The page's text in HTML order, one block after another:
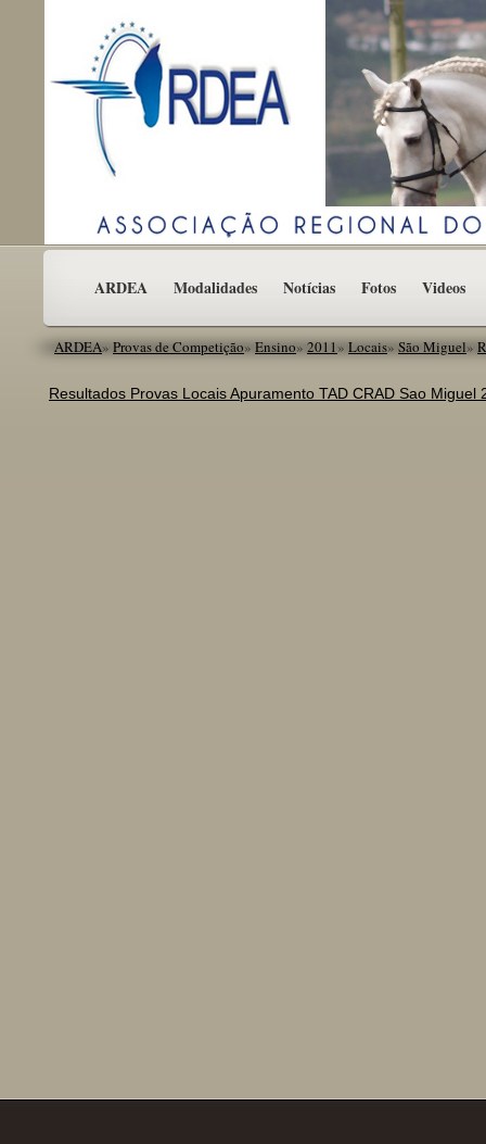
ARDEA Modalidades Notícias Fotos Videos
ARDEA»Provas de Competição»Ensino»2011»Locais»São Miguel»
Resultados Provas Locais Apuramento TAD CRAD Sao Miguel